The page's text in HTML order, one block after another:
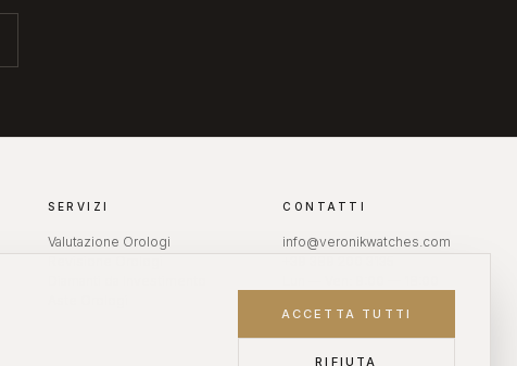
ACCETTA TUTTI
RIFIUTA
SERVIZI
Valutazione Orologi
CONTATTI
info@veronikwatches.com